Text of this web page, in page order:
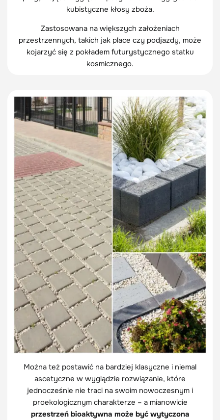
kubistyczne kłosy zboża.
Zastosowana na większych założeniach
przestrzennych, takich jak place czy podjazdy, może
kojarzyć się z pokładem futurystycznego statku
kosmicznego.
Można też postawić na bardziej klasyczne i niemal
ascetyczne w wyglądzie rozwiązanie, które
jednocześnie nie traci na swoim nowoczesnym i
proekologicznym charakterze – a mianowicie
przestrzeń bioaktywna może być wytyczona